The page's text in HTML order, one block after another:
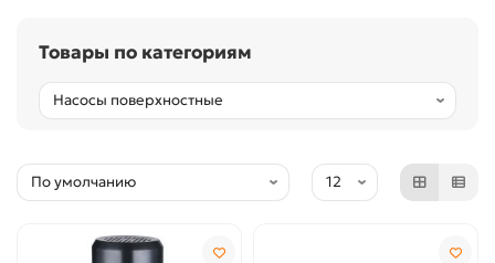
Товары по категориям